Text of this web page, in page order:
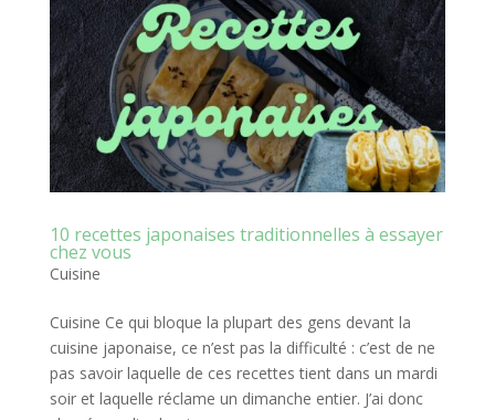
10 recettes japonaises traditionnelles à essayer
chez vous
Cuisine
Cuisine Ce qui bloque la plupart des gens devant la
cuisine japonaise, ce n’est pas la difficulté : c’est de ne
pas savoir laquelle de ces recettes tient dans un mardi
soir et laquelle réclame un dimanche entier. J’ai donc